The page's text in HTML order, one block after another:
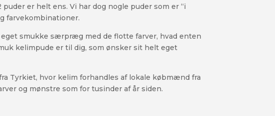
er helt ens. Vi har dog nogle puder som er “i
farvekombinationer.
smukke særpræg med de flotte farver, hvad enten
kelimpude er til dig, som ønsker sit helt eget
Tyrkiet, hvor kelim forhandles af lokale købmænd fra
og mønstre som for tusinder af år siden.